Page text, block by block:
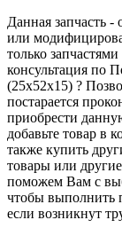
Данная запчасть
или
только
консультация по
(25x52x15) ?
постарается
приобрести
добавьте товар в
также купить
товары или
поможем Вам с
чтобы выполнить
если возникнут